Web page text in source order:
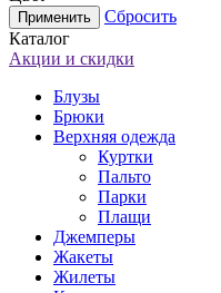
Сбросить
Каталог
Акции и скидки
Блузы
Брюки
Верхняя одежда
Куртки
Пальто
Парки
Плащи
Джемперы
Жакеты
Жилеты